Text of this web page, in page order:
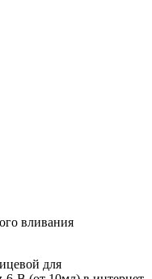
вливания
для